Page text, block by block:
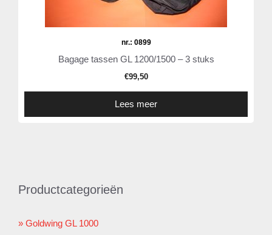
nr.: 0899
Bagage tassen GL 1200/1500 – 3 stuks
€99,50
Lees meer
Productcategorieën
Goldwing GL 1000